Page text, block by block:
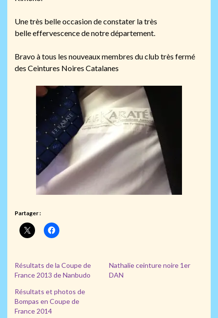
Une très belle occasion de constater la très
belle effervescence de notre département.
Bravo à tous les nouveaux membres du club très fermé
des Ceintures Noires Catalanes
Partager :
Résultats de la Coupe de
France 2013 de Nanbudo
Nathalie ceinture noire 1er
DAN
Résultats et photos de
Bompas en Coupe de
France 2014